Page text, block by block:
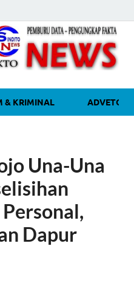
Media Independen Faktual dan
Terpercaya
& KRIMINAL
Una-Una
Dapur